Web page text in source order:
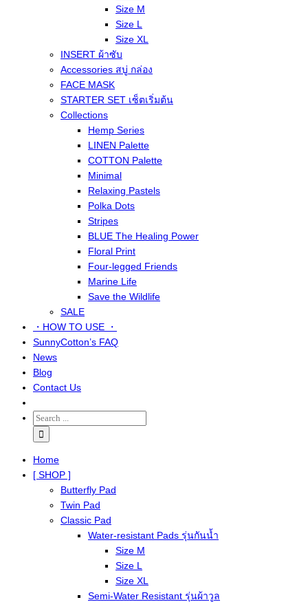
Size M
Size L
Size XL
INSERT ผ้าซับ
Accessories สบู่ กล่อง
FACE MASK
STARTER SET เซ็ตเริ่มต้น
Collections
Hemp Series
LINEN Palette
COTTON Palette
Minimal
Relaxing Pastels
Polka Dots
Stripes
BLUE The Healing Power
Floral Print
Four-legged Friends
Marine Life
Save the Wildlife
SALE
・HOW TO USE ・
SunnyCotton’s FAQ
News
Blog
Contact Us
Home
[ SHOP ]
Butterfly Pad
Twin Pad
Classic Pad
Water-resistant Pads รุ่นกันน้ำ
Size M
Size L
Size XL
Semi-Water Resistant รุ่นผ้าวูล